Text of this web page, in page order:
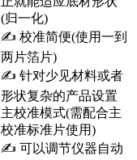
(归一化)
✍ 校准简便(使用一到
两片箔片)
✍ 针对少见材料或者
形状复杂的产品设置
主校准模式(需配合主
校准标准片使用)
✍ 可以调节仪器自动